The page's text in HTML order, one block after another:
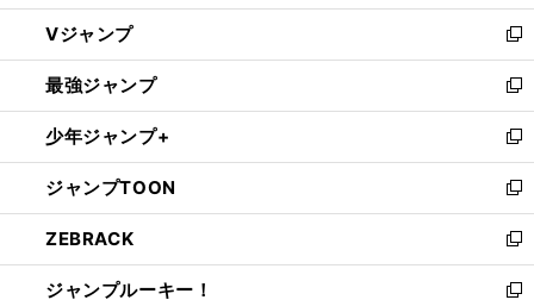
ウ
ィ
ン
ド
ウ
で
開
く
し
い
ウ
ィ
ン
ド
ウ
で
開
く
Vジャンプ
新
し
い
ウ
ィ
ン
ド
ウ
で
開
く
最強ジャンプ
新
し
い
ウ
ィ
ン
ド
ウ
で
少年ジャンプ+
新
し
い
ウ
ィ
ン
ド
ジャンプTOON
新
し
い
ウ
ィ
ZEBRACK
新
し
い
ジャンプルーキー！
新